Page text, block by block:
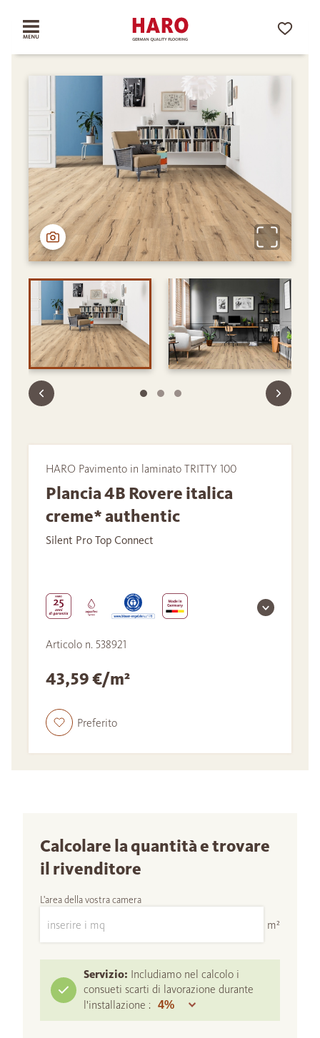
HARO Pavimento in laminato TRITTY 100
Plancia 4B Rovere italica
creme* authentic
Silent Pro Top Connect
Articolo n. 538921
43,59 €/m²
Preferito
Calcolare la quantità e trovare
il rivenditore
L'area della vostra camera
m²
Servizio: Includiamo nel calcolo i
consueti scarti di lavorazione durante
l'installazione :